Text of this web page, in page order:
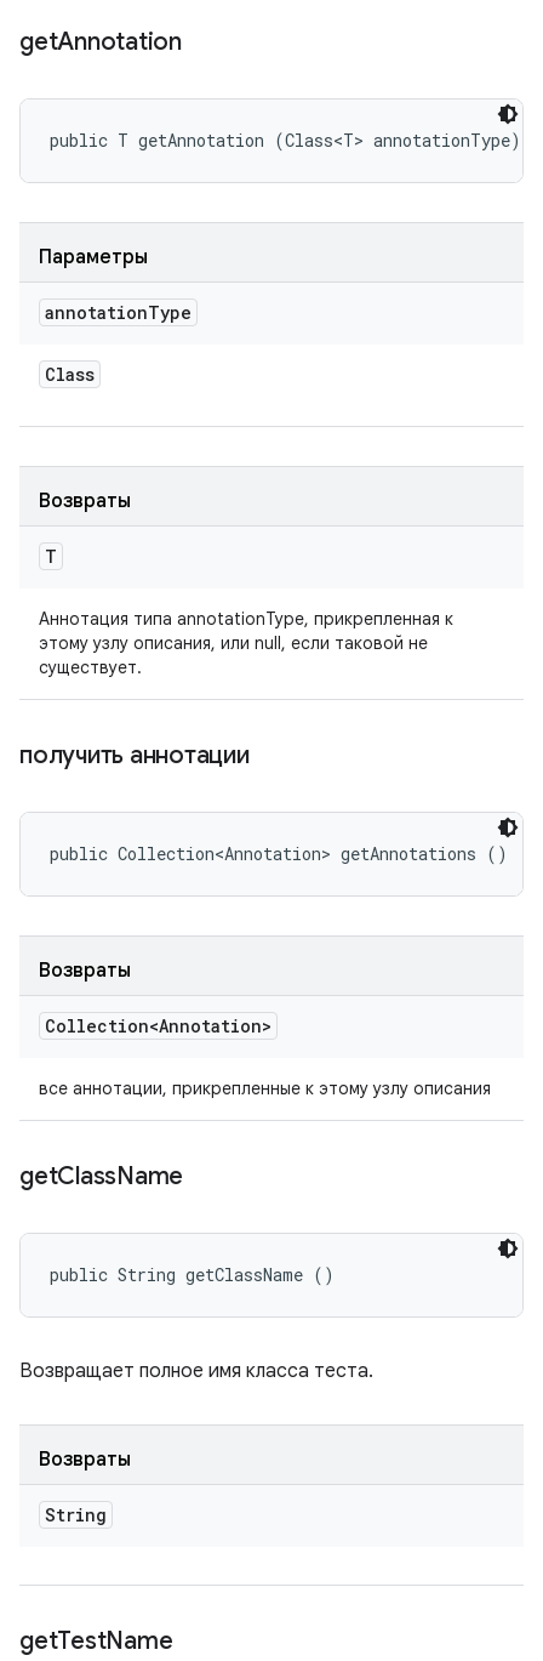
getAnnotation
public T getAnnotation (Class<T> annotationType)
Параметры
annotationType
Class
Возвраты
T
Аннотация типа annotationType, прикрепленная к
этому узлу описания, или null, если таковой не
существует.
получить аннотации
public Collection<Annotation> getAnnotations ()
Возвраты
Collection<Annotation>
все аннотации, прикрепленные к этому узлу описания
getClassName
public String getClassName ()
Возвращает полное имя класса теста.
Возвраты
String
getTestName